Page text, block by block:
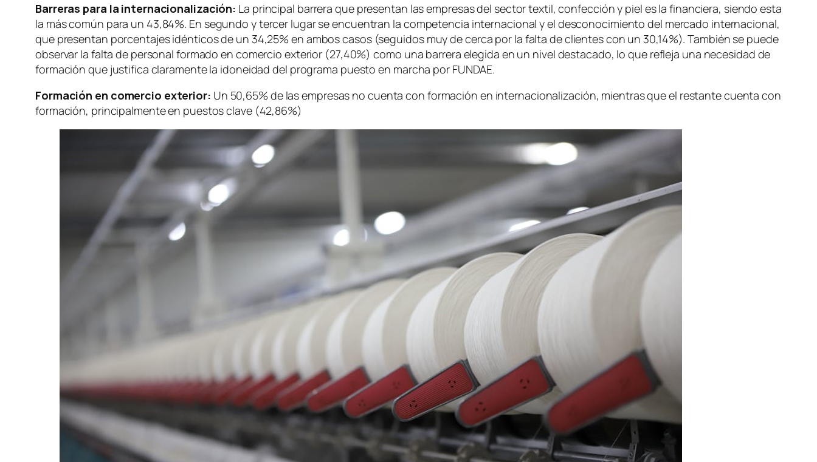
Barreras para la internacionalización: La principal barrera que presentan las empresas del sector textil, confección y piel es la financiera, siendo esta
la más común para un 43,84%. En segundo y tercer lugar se encuentran la competencia internacional y el desconocimiento del mercado internacional,
que presentan porcentajes idénticos de un 34,25% en ambos casos (seguidos muy de cerca por la falta de clientes con un 30,14%). También se puede
observar la falta de personal formado en comercio exterior (27,40%) como una barrera elegida en un nivel destacado, lo que refleja una necesidad de
formación que justifica claramente la idoneidad del programa puesto en marcha por FUNDAE.
Formación en comercio exterior: Un 50,65% de las empresas no cuenta con formación en internacionalización, mientras que el restante cuenta con
formación, principalmente en puestos clave (42,86%)